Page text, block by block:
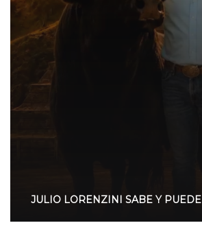
JULIO LORENZINI SABE Y PUEDE